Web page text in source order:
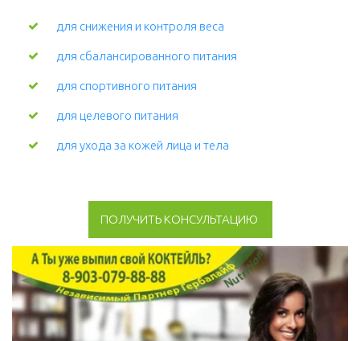
для снижения и контроля веса
для сбалансированного питания
для спортивного питания
для целевого питания
для ухода за кожей лица и тела
ПОЛУЧИТЬ КОНСУЛЬТАЦИЮ